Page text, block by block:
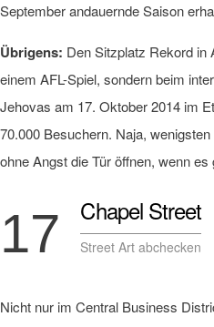
September andauernde Saison
Übrigens: Den Sitzplatz Rekord in
einem AFL-Spiel, sondern beim
Jehovas am 17. Oktober 2014 im
70.000 Besuchern. Naja,
ohne Angst die Tür öffnen, wenn es
17 Chapel Street
Street Art abchecken
Nicht nur im Central Business